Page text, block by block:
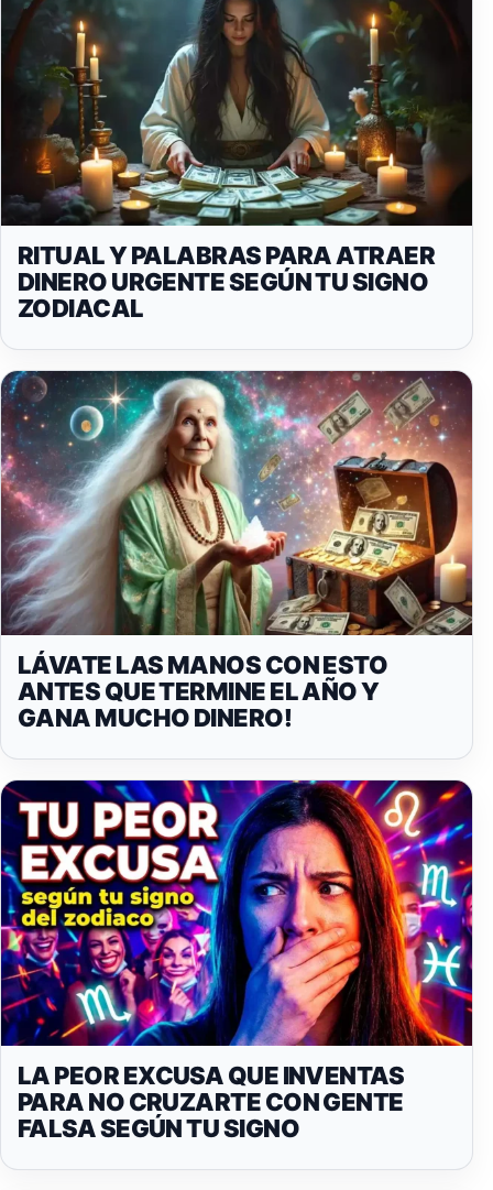
RITUAL Y PALABRAS PARA ATRAER
DINERO URGENTE SEGÚN TU SIGNO
ZODIACAL
LÁVATE LAS MANOS CON ESTO
ANTES QUE TERMINE EL AÑO Y
GANA MUCHO DINERO!
LA PEOR EXCUSA QUE INVENTAS
PARA NO CRUZARTE CON GENTE
FALSA SEGÚN TU SIGNO